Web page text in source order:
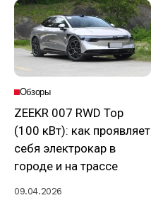
Обзоры
ZEEKR 007 RWD Top
(100 кВт): как проявляет
себя электрокар в
городе и на трассе
09.04.2026